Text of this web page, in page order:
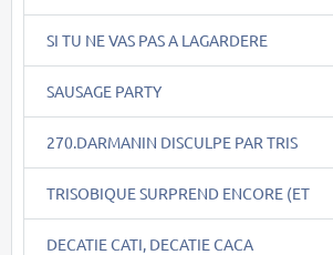
SI TU NE VAS PAS A LAGARDERE
SAUSAGE PARTY
270.DARMANIN DISCULPE PAR TRIS
TRISOBIQUE SURPREND ENCORE (ET
DECATIE CATI, DECATIE CACA